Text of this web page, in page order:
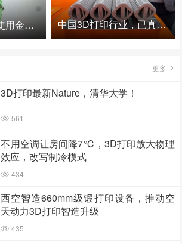
关于苹果大规模使用金属3D打印的思考 中国3D打印行业，已真正进入爆发时代！
更多
3D打印最新Nature，清华大学！
561
不用空调让房间降7℃，3D打印放大物理
效应，改写制冷模式
434
西空智造660mm级锻打印设备，推动空
天动力3D打印智造升级
435